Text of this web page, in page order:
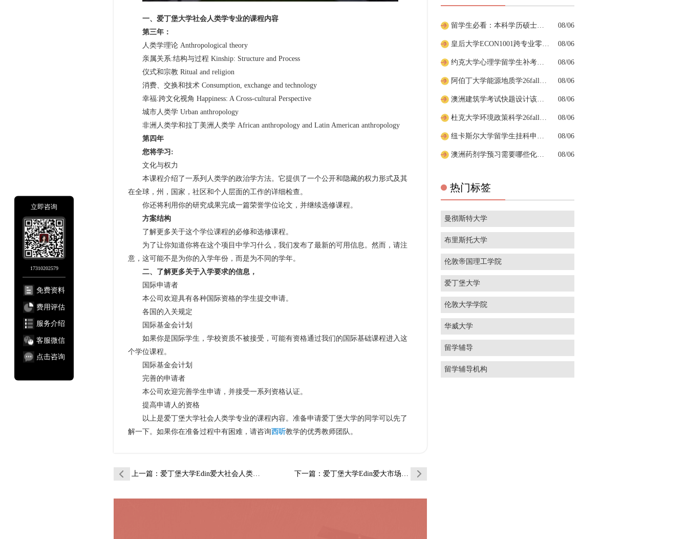
一、爱丁堡大学社会人类学专业的课程内容
第三年：
人类学理论 Anthropological theory
亲属关系:结构与过程 Kinship: Structure and Process
仪式和宗教 Ritual and religion
消费、交换和技术 Consumption, exchange and technology
幸福:跨文化视角 Happiness: A Cross-cultural Perspective
城市人类学 Urban anthropology
非洲人类学和拉丁美洲人类学 African anthropology and Latin American anthropology
第四年
您将学习:
文化与权力
本课程介绍了一系列人类学的政治学方法。它提供了一个公开和隐藏的权力形式及其
在全球，州，国家，社区和个人层面的工作的详细检查。
你还将利用你的研究成果完成一篇荣誉学位论文，并继续选修课程。
方案结构
了解更多关于这个学位课程的必修和选修课程。
为了让你知道你将在这个项目中学习什么，我们发布了最新的可用信息。然而，请注
意，这可能不是为你的入学年份，而是为不同的学年。
二、了解更多关于入学要求的信息，
国际申请者
本公司欢迎具有各种国际资格的学生提交申请。
各国的入关规定
国际基金会计划
如果你是国际学生，学校资质不被接受，可能有资格通过我们的国际基础课程进入这
个学位课程。
国际基金会计划
完善的申请者
本公司欢迎完善学生申请，并接受一系列资格认证。
提高申请人的资格
以上是爱丁堡大学社会人类学专业的课程内容。准备申请爱丁堡大学的同学可以先了
解一下。如果你在准备过程中有困难，请咨询西听教学的优秀教师团队。
上一篇：爱丁堡大学Edin爱大社会人类学辅导补习… 下一篇 ：爱丁堡大学Edin爱大市场营销和商业分析…
08/06
08/06
08/06
08/06
08/06
08/06
08/06
08/06
热门标签
曼彻斯特大学
布里斯托大学
伦敦帝国理工学院
爱丁堡大学
伦敦大学学院
华威大学
留学辅导
留学辅导机构
立即咨询
17310202579
免费资料
费用评估
服务介绍
客服微信
点击咨询